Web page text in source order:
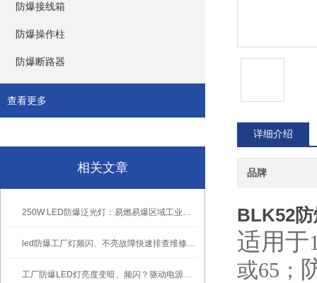
防爆接线箱
防爆操作柱
防爆断路器
查看更多
相关文章
250W LED防爆泛光灯：易燃易爆区域工业固定照明装置
led防爆工厂灯频闪、不亮故障快速排查维修方法
工厂防爆LED灯亮度变暗、频闪？驱动电源故障检修方法
详细介绍
品牌
BLK52
适用于
或65；